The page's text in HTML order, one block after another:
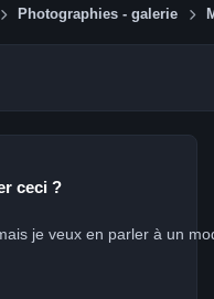
Photographies - galerie
ceci ?